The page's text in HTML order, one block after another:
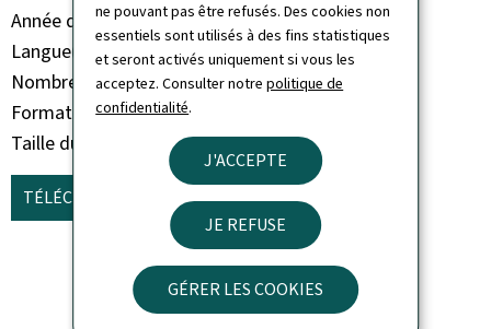
ne pouvant pas être refusés. Des cookies non
essentiels sont utilisés à des fins statistiques
et seront activés uniquement si vous les
acceptez. Consulter notrepolitique de
confidentialité.
J'ACCEPTE
JE REFUSE
GÉRER LES COOKIES
Année de parution 2024
Langue(s)
Français
Nombre de pages 51 page(s)
Format du document
Taille du fichier
13,32 Mo
TÉLÉCHARGER (FR, PDF - 13,32 MO)